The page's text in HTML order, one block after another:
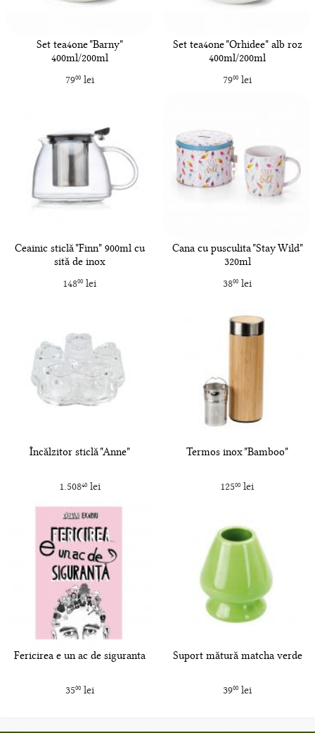
Set tea4one "Barny"
400ml/200ml
7900lei
Set tea4one "Orhidee" alb roz
400ml/200ml
7900lei
Ceainic sticlă "Finn" 900ml cu
sită de inox
14800 lei
Cana cu pusculita "Stay Wild"
320ml
3800lei
Încălzitor sticlă "Anne"
1.50840lei
Termos inox "Bamboo"
12500 lei
Fericirea e un ac de siguranta
3500lei
Suport mătură matcha verde
3900lei